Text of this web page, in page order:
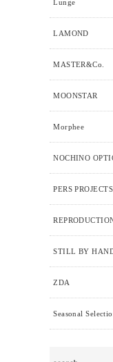
Lunge
LAMOND
MASTER&Co.
MOONSTAR
Morphee
NOCHINO
PERS PROJECTS
STILL BY
ZDA
Seasonal